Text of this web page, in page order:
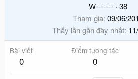
W------- · 38
Tham gia 09/06/
Thấy lần gần đây nhất
Bài viết
0
Điểm tương tác
0